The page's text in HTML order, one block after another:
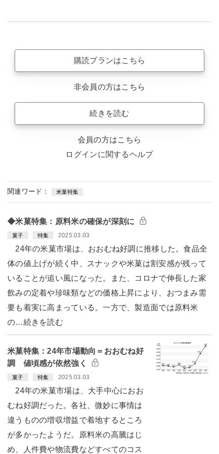
購読プランはこちら
非会員の方はこちら
続きを読む
会員の方はこちら
ログインに関するヘルプ
関連ワード： 米菓特集
◆米菓特集：原料米の確保が深刻に
菓子 特集 2025.03.03
24年の米菓市場は、おおむね好調に推移した。食品全
体の値上げが続く中、スナックや米菓は割安感が残って
いることが追い風になった。また、コロナで伸長した家
飲みの定着や珍味類などの価格上昇により、おつまみ需
要も着実に高まっている。一方で、製造面では原料米
の…続きを読む
米菓特集：24年市場動向＝おおむね好
調 値頃感が依然強く
菓子 特集 2025.03.03
24年の米菓市場は、大手中心におお
むね好調だった。各社、微妙に事情は
違うものの増収増益で着地するところ
が多かったようだ。原料米の高騰はじ
め、人件費や物流費などすべてのコス